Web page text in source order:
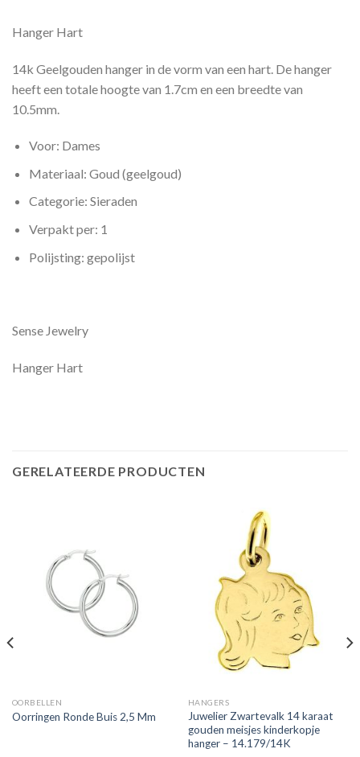
Hanger Hart
14k Geelgouden hanger in de vorm van een hart. De hanger
heeft een totale hoogte van 1.7cm en een breedte van
10.5mm.
Voor: Dames
Materiaal: Goud (geelgoud)
Categorie: Sieraden
Verpakt per: 1
Polijsting: gepolijst
Sense Jewelry
Hanger Hart
GERELATEERDE PRODUCTEN
OORBELLEN
Oorringen Ronde Buis 2,5 Mm
HANGERS
Juwelier Zwartevalk 14 karaat
gouden meisjes kinderkopje
hanger – 14.179/14K